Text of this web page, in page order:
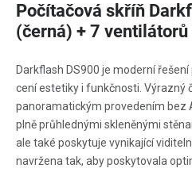
Počítačová skříň
(černá) + 7 ventilátorů
Darkflash DS900 je moderní
cení estetiky i funkčnosti. Výrazný
panoramatickým provedením bez
plně průhlednými skleněnými
ale také poskytuje vynikající
navržena tak, aby poskytovala